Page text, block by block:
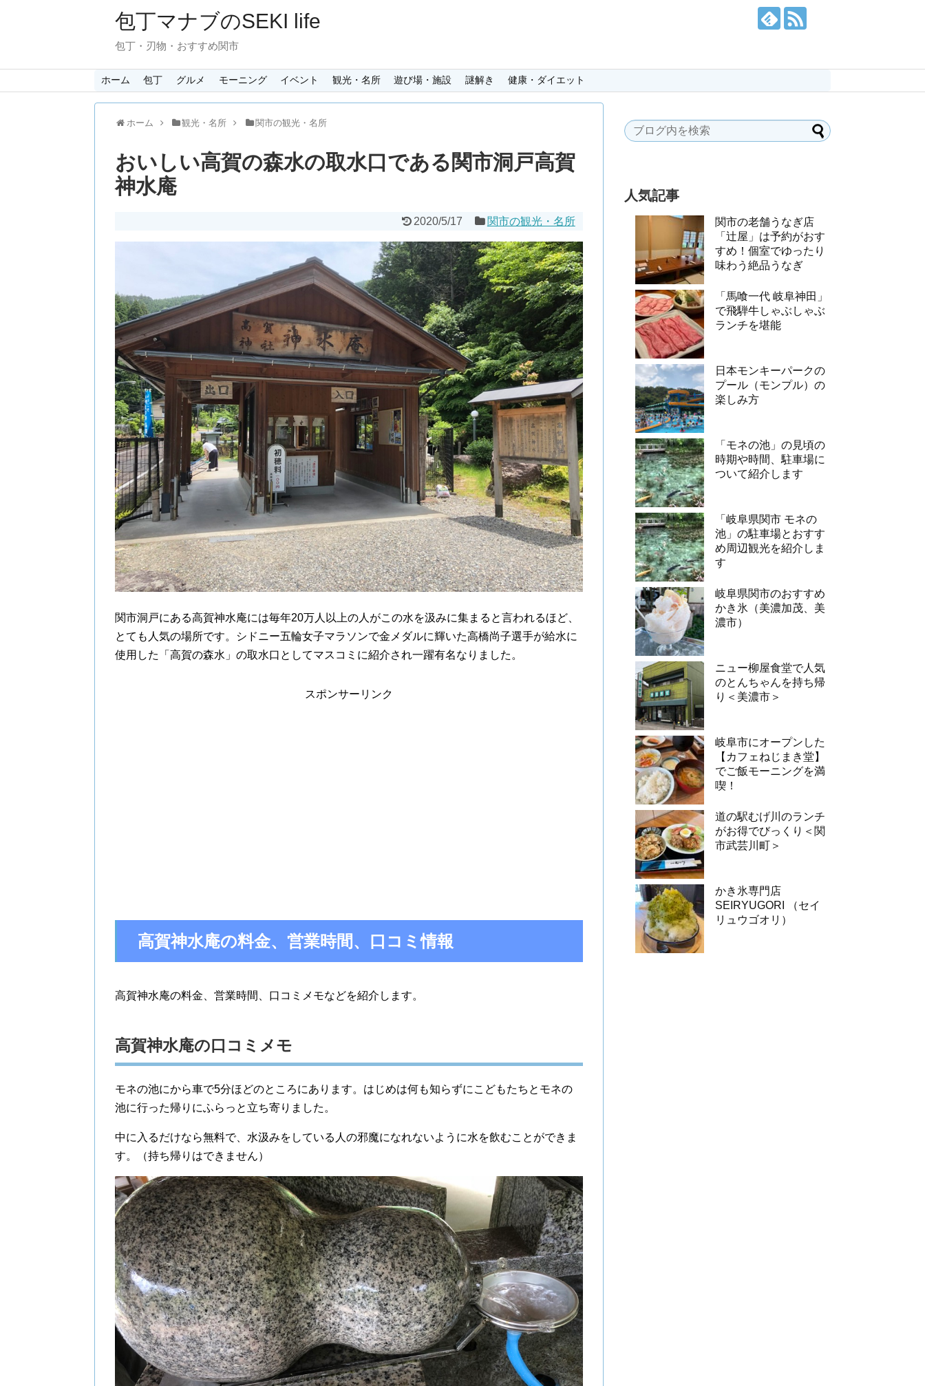
包丁マナブのSEKI life
包丁・刃物・おすすめ関市
ホーム 包丁 グルメ モーニング イベント 観光・名所 遊び場・施設 謎解き 健康・ダイエット
ホーム 観光・名所 関市の観光・名所
おいしい高賀の森水の取水口である関市洞戸高賀
神水庵
2020/5/17 関市の観光・名所
関市洞戸にある高賀神水庵には毎年20万人以上の人がこの水を汲みに集まると言われるほど、
とても人気の場所です。シドニー五輪女子マラソンで金メダルに輝いた高橋尚子選手が給水に
使用した「高賀の森水」の取水口としてマスコミに紹介され一躍有名なりました。
スポンサーリンク
高賀神水庵の料金、営業時間、口コミ情報
高賀神水庵の料金、営業時間、口コミメモなどを紹介します。
高賀神水庵の口コミメモ
モネの池にから車で5分ほどのところにあります。はじめは何も知らずにこどもたちとモネの
池に行った帰りにふらっと立ち寄りました。
中に入るだけなら無料で、水汲みをしている人の邪魔になれないように水を飲むことができま
す。（持ち帰りはできません）
人気記事
関市の老舗うなぎ店
「辻屋」は予約がおす
すめ！個室でゆったり
味わう絶品うなぎ
「馬喰一代 岐阜神田」
で飛騨牛しゃぶしゃぶ
ランチを堪能
日本モンキーパークの
プール（モンプル）の
楽しみ方
「モネの池」の見頃の
時期や時間、駐車場に
ついて紹介します
「岐阜県関市 モネの
池」の駐車場とおすす
め周辺観光を紹介しま
す
岐阜県関市のおすすめ
かき氷（美濃加茂、美
濃市）
ニュー柳屋食堂で人気
のとんちゃんを持ち帰
り＜美濃市＞
岐阜市にオープンした
【カフェねじまき堂】
でご飯モーニングを満
喫！
道の駅むげ川のランチ
がお得でびっくり＜関
市武芸川町＞
かき氷専門店
SEIRYUGORI （セイ
リュウゴオリ）